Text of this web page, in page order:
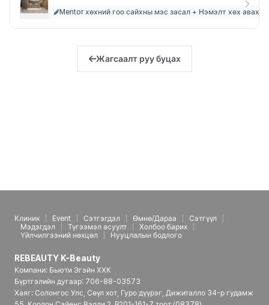
Mentor хөхний гоо сайхны мэс засал + Нэмэлт хөх авах
Жагсаалт руу буцах
Клиник Event Сэтгэгдэл Өмнө/Дараа
Сэтгүүл
Мэдэгдэл
Түгээмэл асуулт
Холбоо барих
Үйлчилгээний нөхцөл
Нууцлалын бодлого
REBEAUTY K-Beauty
Компани: Бьюти Эгэйн ХХК
Бүртгэлийн дугаар: 706-88-03573
Хаяг: Солонгос Улс, Сөүл хот, Гуро дүүрэг, Дижиталло 34-р гудамж